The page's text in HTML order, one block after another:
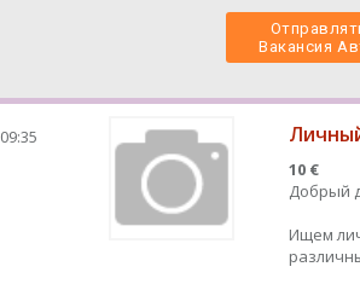
Вакансия
09:35
10 €
Добрый
Ищем